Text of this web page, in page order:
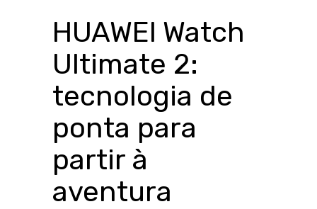
HUAWEI Watch
Ultimate 2:
tecnologia de
ponta para
partir à
aventura